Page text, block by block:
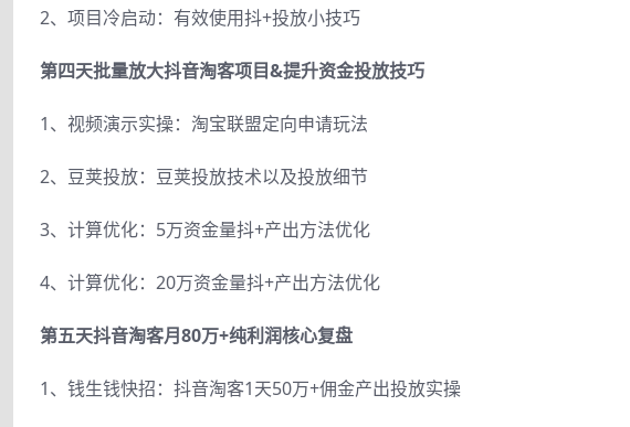
2、项目冷启动：有效使用抖+投放小技巧
第四天批量放大抖音淘客项目&提升资金投放技巧
1、视频演示实操：淘宝联盟定向申请玩法
2、豆荚投放：豆荚投放技术以及投放细节
3、计算优化：5万资金量抖+产出方法优化
4、计算优化：20万资金量抖+产出方法优化
第五天抖音淘客月80万+纯利润核心复盘
1、钱生钱快招：抖音淘客1天50万+佣金产出投放实操